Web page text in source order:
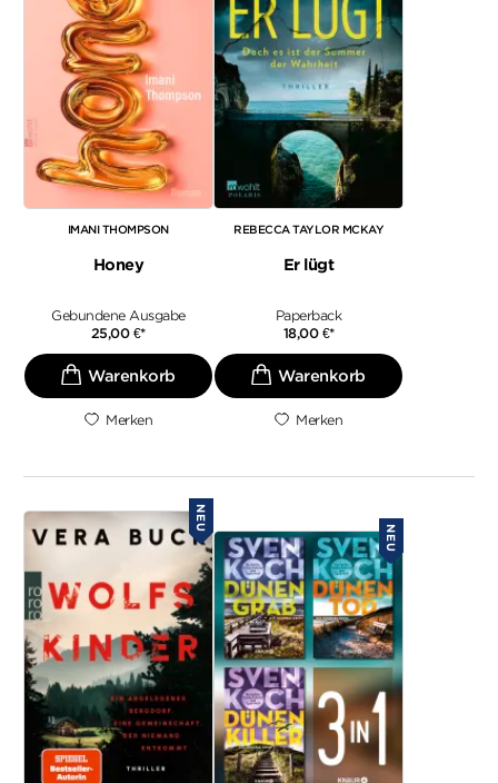
IMANI THOMPSON
Honey
Gebundene Ausgabe
25,00 €*
Merken
REBECCA TAYLOR MCKAY
Er lügt
Paperback
18,00 €*
Merken
NEU
NEU